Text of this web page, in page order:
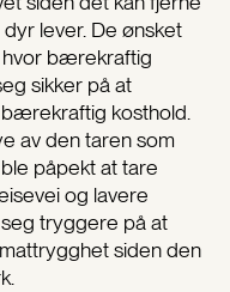
lever. De ønsket
hvor bærekraftig
sikker på at
kosthold.
av den taren som
påpekt at tare
og lavere
tryggere på at
siden den